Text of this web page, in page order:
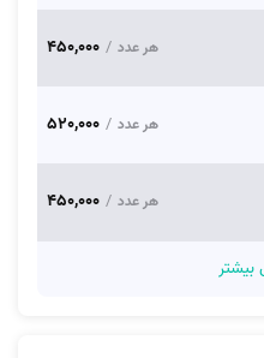
هر عدد /
450,000
هر عدد /
520,000
هر عدد /
450,000